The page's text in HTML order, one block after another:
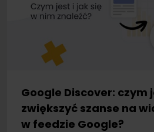
Google Discover: czym
zwiększyć szanse na
w feedzie Google?